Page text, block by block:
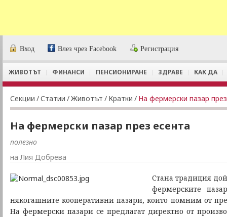
Вход Влез чрез Facebook Регистрация
ЖИВОТЪТ ФИНАНСИ ПЕНСИОНИРАНЕ ЗДРАВЕ КАК ДА
Секции /Статии /Животът / Кратки / На фермерски пазар
На фермерски пазар през есента
полезно
на Лия Добрева
Стана традиция
фермерските
някогашните кооперативни пазари, които помним от
На фермерски пазари се предлагат директно от